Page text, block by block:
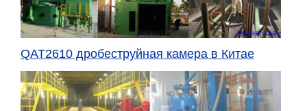
QAT2610 дробеструйная камера в Китае